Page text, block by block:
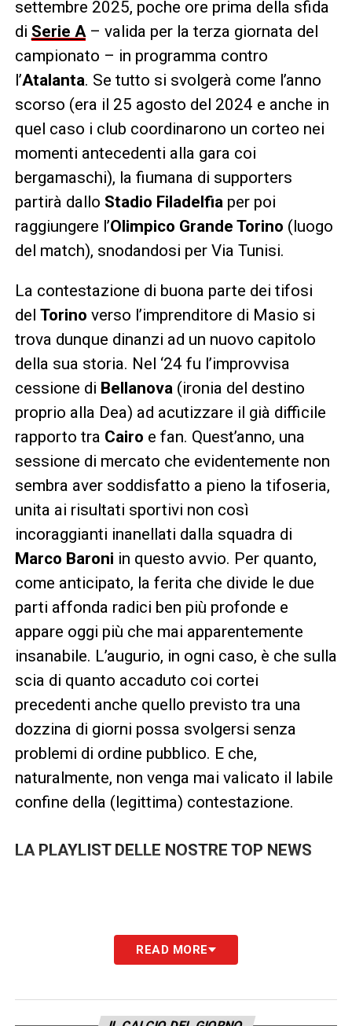
settembre 2025, poche ore prima della sfida
di Serie A – valida per la terza giornata del
campionato – in programma contro
l’Atalanta. Se tutto si svolgerà come l’anno
scorso (era il 25 agosto del 2024 e anche in
quel caso i club coordinarono un corteo nei
momenti antecedenti alla gara coi
bergamaschi), la fiumana di supporters
partirà dallo Stadio Filadelfia per poi
raggiungere l’Olimpico Grande Torino (luogo
del match), snodandosi per Via Tunisi.
La contestazione di buona parte dei tifosi
del Torino verso l’imprenditore di Masio si
trova dunque dinanzi ad un nuovo capitolo
della sua storia. Nel ‘24 fu l’improvvisa
cessione di Bellanova (ironia del destino
proprio alla Dea) ad acutizzare il già difficile
rapporto tra Cairo e fan. Quest’anno, una
sessione di mercato che evidentemente non
sembra aver soddisfatto a pieno la tifoseria,
unita ai risultati sportivi non così
incoraggianti inanellati dalla squadra di
Marco Baroni in questo avvio. Per quanto,
come anticipato, la ferita che divide le due
parti affonda radici ben più profonde e
appare oggi più che mai apparentemente
insanabile. L’augurio, in ogni caso, è che sulla
scia di quanto accaduto coi cortei
precedenti anche quello previsto tra una
dozzina di giorni possa svolgersi senza
problemi di ordine pubblico. E che,
naturalmente, non venga mai valicato il labile
confine della (legittima) contestazione.
LA PLAYLIST DELLE NOSTRE TOP NEWS
READ MORE